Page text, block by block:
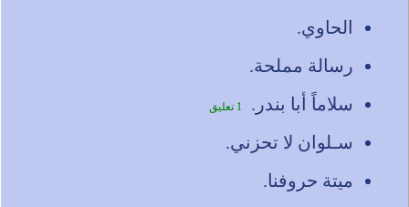
الحاوي.
رسالة مملحة.
سلاماً أبا بندر.
1 تعليق
سـلوان لا تحزني.
ميتة حروفنا.